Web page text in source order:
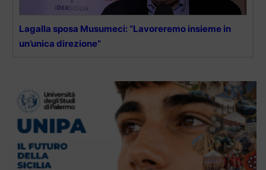
Lagalla sposa Musumeci: “Lavoreremo insieme in
un’unica direzione”